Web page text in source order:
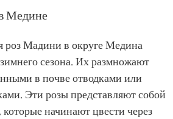
Медине
роз Мадини в округе Медина
сезона. Их размножают
в почве отводками или
Эти розы представляют собой
начинают цвести через